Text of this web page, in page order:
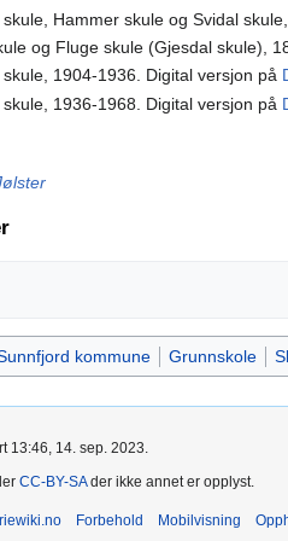
Hammer skule og Svidal
og Fluge skule (Gjesdal skule),
1904-1936. Digital versjon på
1936-1968. Digital versjon på
kommune Grunnskole
13:46, 14. sep. 2023.
CC-BY-SAder ikke annet er opplyst.
Forbehold Mobilvisning